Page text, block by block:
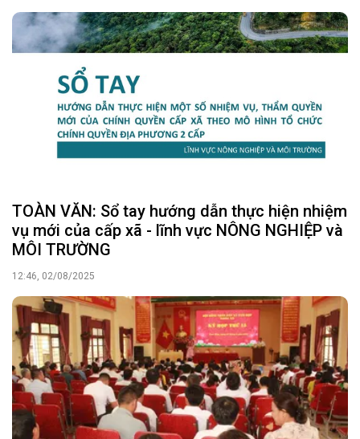
TOÀN VĂN: Sổ tay hướng dẫn thực hiện nhiệm
vụ mới của cấp xã - lĩnh vực NÔNG NGHIỆP và
MÔI TRƯỜNG
12:46, 02/08/2025